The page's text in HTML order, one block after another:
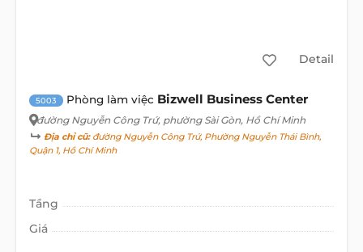
Detail
5003 Phòng làm việc Bizwell Business Center
đường Nguyễn Công Trứ, phường Sài Gòn, Hồ Chí Minh
Địa chỉ cũ:đường Nguyễn Công Trứ, Phường Nguyễn Thái Bình,
Quận 1, Hồ Chí Minh
Tầng
Giá